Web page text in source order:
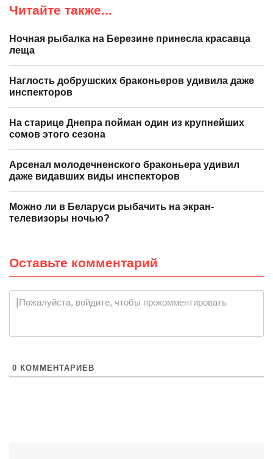
Читайте также...
Ночная рыбалка на Березине принесла красавца
леща
Наглость добрушских браконьеров удивила даже
инспекторов
На старице Днепра пойман один из крупнейших
сомов этого сезона
Арсенал молодечненского браконьера удивил
даже видавших виды инспекторов
Можно ли в Беларуси рыбачить на экран-
телевизоры ночью?
Оставьте комментарий
Пожалуйста, войдите, чтобы прокомментировать
0 КОММЕНТАРИЕВ